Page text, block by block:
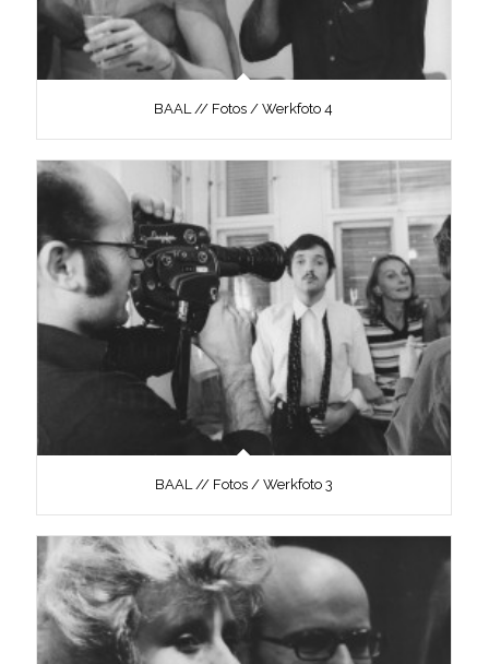
BAAL // Fotos / Werkfoto 4
BAAL // Fotos / Werkfoto 3